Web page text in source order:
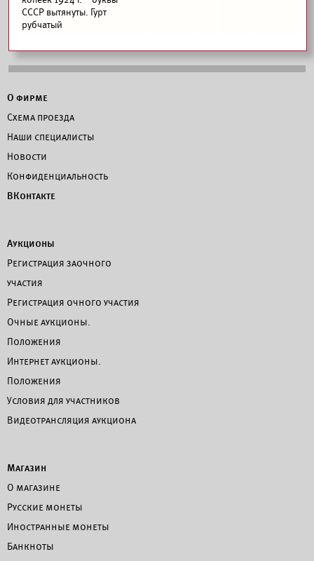
СССР вытянуты. Гурт
рубчатый
О фирме
Схема проезда
Наши специалисты
Новости
Конфиденциальность
ВКонтакте
Аукционы
Регистрация заочного
участия
Регистрация очного участия
Очные аукционы.
Положения
Интернет аукционы.
Положения
Условия для участников
Видеотрансляция аукциона
Магазин
О магазине
Русские монеты
Иностранные монеты
Банкноты